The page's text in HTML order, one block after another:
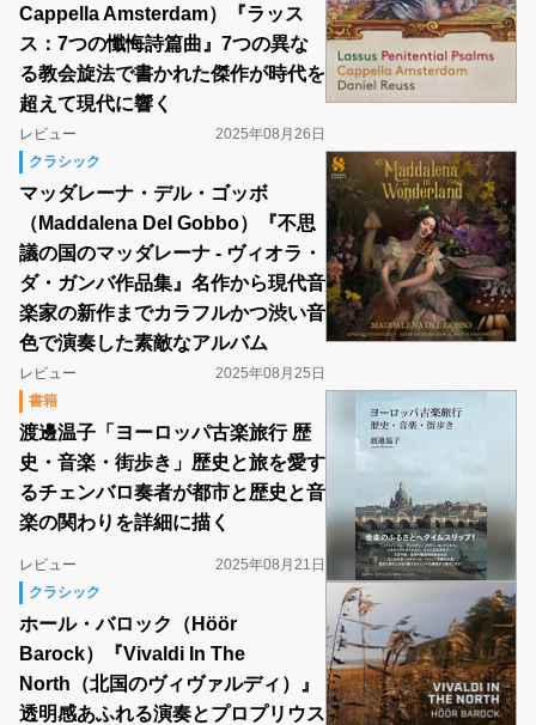
Cappella Amsterdam）『ラッス
ス：7つの懺悔詩篇曲』7つの異な
る教会旋法で書かれた傑作が時代を
超えて現代に響く
レビュー
2025年08月26日
クラシック
マッダレーナ・デル・ゴッボ
（Maddalena Del Gobbo）『不思
議の国のマッダレーナ - ヴィオラ・
ダ・ガンバ作品集』名作から現代音
楽家の新作までカラフルかつ渋い音
色で演奏した素敵なアルバム
レビュー
2025年08月25日
書籍
渡邊温子「ヨーロッパ古楽旅行 歴
史・音楽・街歩き」歴史と旅を愛す
るチェンバロ奏者が都市と歴史と音
楽の関わりを詳細に描く
レビュー
2025年08月21日
クラシック
ホール・バロック（Höör
Barock）『Vivaldi In The
North（北国のヴィヴァルディ）』
透明感あふれる演奏とプロプリウス